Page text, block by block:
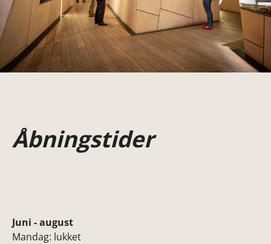
Åbningstider
Juni - august
Mandag: lukket